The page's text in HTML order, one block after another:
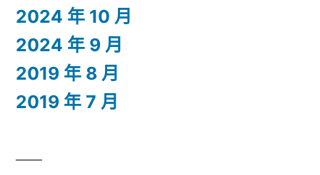
2024 年 10 月
2024 年 9 月
2019 年 8 月
2019 年 7 月